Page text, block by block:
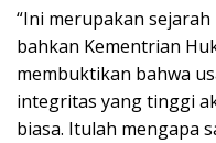
“Ini merupakan
bahkan Kementrian
membuktikan bahwa
integritas yang tinggi
biasa. Itulah mengapa